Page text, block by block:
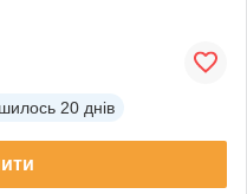
20 днів